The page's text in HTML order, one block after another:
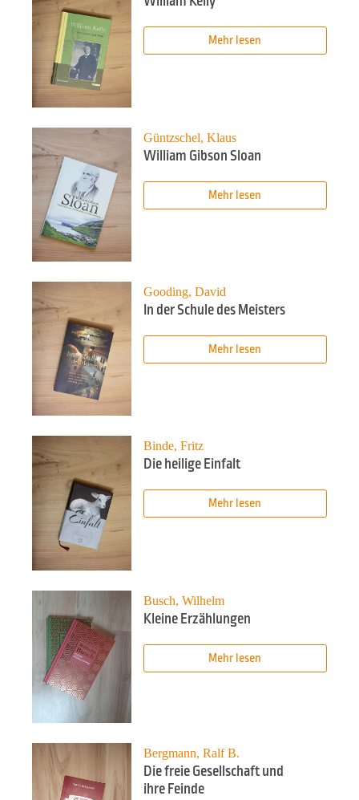
Mehr lesen
Güntzschel, Klaus
William Gibson Sloan
Mehr lesen
Gooding, David
In der Schule des Meisters
Mehr lesen
Binde, Fritz
Die heilige Einfalt
Mehr lesen
Busch, Wilhelm
Kleine Erzählungen
Mehr lesen
Bergmann, Ralf B.
Die freie Gesellschaft und
ihre Feinde